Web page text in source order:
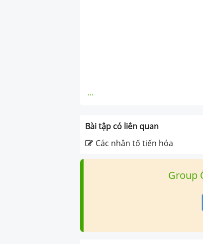
...
Bài tập có liên quan
Các nhân tố tiến hóa
Group